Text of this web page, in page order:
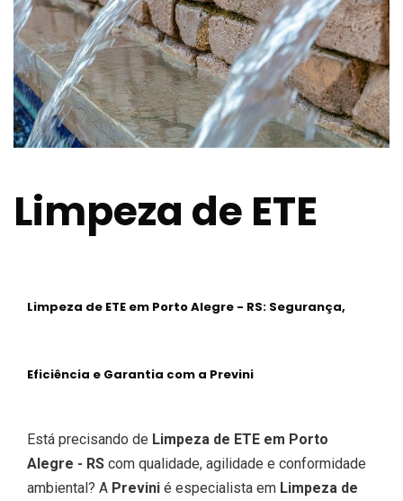
ORÇAMENTO GRATUITO
Limpeza de ETE
Limpeza de ETE em Porto Alegre - RS: Segurança,
Eficiência e Garantia com a Previni
Está precisando de Limpeza de ETE em Porto
Alegre - RS com qualidade, agilidade e conformidade
ambiental? A Previni é especialista em Limpeza de